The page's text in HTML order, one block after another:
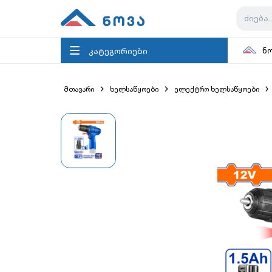
კატეგორიები
მთავარი ხელსაწყოები ელექტრო ხელსაწყოები